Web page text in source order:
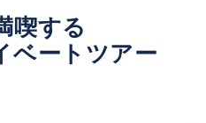
喫する
ベートツアー